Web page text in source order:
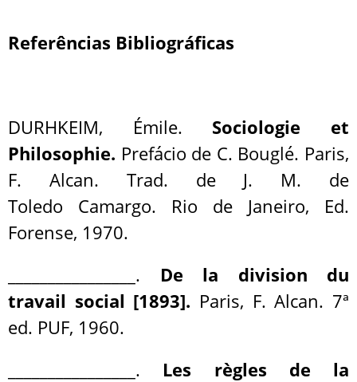
Referências Bibliográficas
DURHKEIM, Émile. Sociologie et
Philosophie. Prefácio de C. Bouglé. Paris,
F. Alcan. Trad. de J. M. de
Toledo Camargo. Rio de Janeiro, Ed.
Forense, 1970.
________________. De la division du
travail social [1893]. Paris, F. Alcan. 7ª
ed. PUF, 1960.
________________. Les règles de la